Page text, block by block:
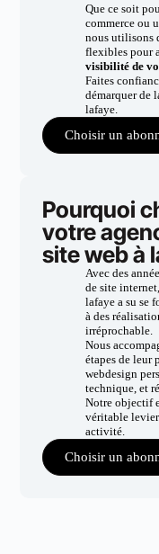
Que ce soit
commerce ou
nous utilisons
flexibles pour
visibilité de
Faites
démarquer de
lafaye.
Choisir un
Pourquoi
votre
site web à
Avec des
de site
lafaye a su se
à des
irréprochable.
Nous
étapes de leur
webdesign
technique, et
Notre objectif
véritable
activité.
Choisir un